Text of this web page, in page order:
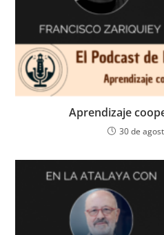
Aprendizaje
30 de